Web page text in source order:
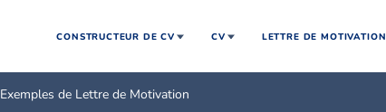
CONSTRUCTEUR DE CV CV LETTRE DE MOTIVATION
Exemples de Lettre de Motivation